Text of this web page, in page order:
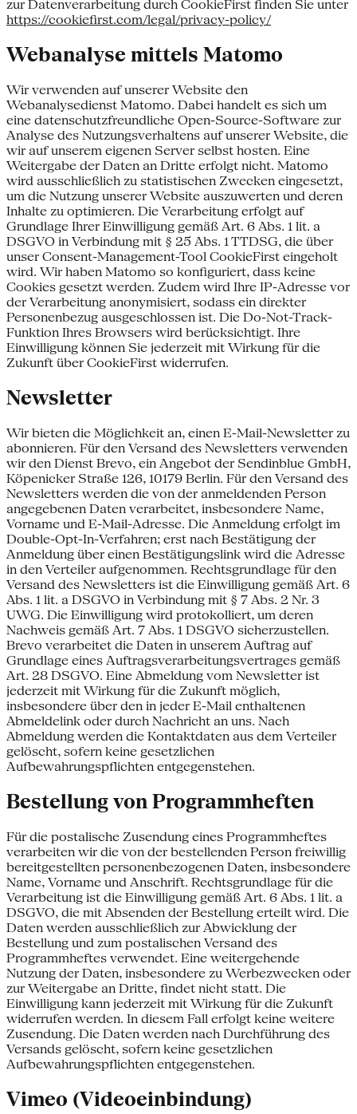
zur Datenverarbeitung durch CookieFirst finden Sie unter
https://cookiefirst.com/legal/privacy-policy/
Webanalyse mittels Matomo
Wir verwenden auf unserer Website den
Webanalysedienst Matomo. Dabei handelt es sich um
eine datenschutzfreundliche Open-Source-Software zur
Analyse des Nutzungsverhaltens auf unserer Website, die
wir auf unserem eigenen Server selbst hosten. Eine
Weitergabe der Daten an Dritte erfolgt nicht. Matomo
wird ausschließlich zu statistischen Zwecken eingesetzt,
um die Nutzung unserer Website auszuwerten und deren
Inhalte zu optimieren. Die Verarbeitung erfolgt auf
Grundlage Ihrer Einwilligung gemäß Art. 6 Abs. 1 lit. a
DSGVO in Verbindung mit § 25 Abs. 1 TTDSG, die über
unser Consent-Management-Tool CookieFirst eingeholt
wird. Wir haben Matomo so konfiguriert, dass keine
Cookies gesetzt werden. Zudem wird Ihre IP-Adresse vor
der Verarbeitung anonymisiert, sodass ein direkter
Personenbezug ausgeschlossen ist. Die Do-Not-Track-
Funktion Ihres Browsers wird berücksichtigt. Ihre
Einwilligung können Sie jederzeit mit Wirkung für die
Zukunft über CookieFirst widerrufen.
Newsletter
Wir bieten die Möglichkeit an, einen E-Mail-Newsletter zu
abonnieren. Für den Versand des Newsletters verwenden
wir den Dienst Brevo, ein Angebot der Sendinblue GmbH,
Köpenicker Straße 126, 10179 Berlin. Für den Versand des
Newsletters werden die von der anmeldenden Person
angegebenen Daten verarbeitet, insbesondere Name,
Vorname und E-Mail-Adresse. Die Anmeldung erfolgt im
Double-Opt-In-Verfahren; erst nach Bestätigung der
Anmeldung über einen Bestätigungslink wird die Adresse
in den Verteiler aufgenommen. Rechtsgrundlage für den
Versand des Newsletters ist die Einwilligung gemäß Art. 6
Abs. 1 lit. a DSGVO in Verbindung mit § 7 Abs. 2 Nr. 3
UWG. Die Einwilligung wird protokolliert, um deren
Nachweis gemäß Art. 7 Abs. 1 DSGVO sicherzustellen.
Brevo verarbeitet die Daten in unserem Auftrag auf
Grundlage eines Auftragsverarbeitungsvertrages gemäß
Art. 28 DSGVO. Eine Abmeldung vom Newsletter ist
jederzeit mit Wirkung für die Zukunft möglich,
insbesondere über den in jeder E-Mail enthaltenen
Abmeldelink oder durch Nachricht an uns. Nach
Abmeldung werden die Kontaktdaten aus dem Verteiler
gelöscht, sofern keine gesetzlichen
Aufbewahrungspflichten entgegenstehen.
Bestellung von Programmheften
Für die postalische Zusendung eines Programmheftes
verarbeiten wir die von der bestellenden Person freiwillig
bereitgestellten personenbezogenen Daten, insbesondere
Name, Vorname und Anschrift. Rechtsgrundlage für die
Verarbeitung ist die Einwilligung gemäß Art. 6 Abs. 1 lit. a
DSGVO, die mit Absenden der Bestellung erteilt wird. Die
Daten werden ausschließlich zur Abwicklung der
Bestellung und zum postalischen Versand des
Programmheftes verwendet. Eine weitergehende
Nutzung der Daten, insbesondere zu Werbezwecken oder
zur Weitergabe an Dritte, findet nicht statt. Die
Einwilligung kann jederzeit mit Wirkung für die Zukunft
widerrufen werden. In diesem Fall erfolgt keine weitere
Zusendung. Die Daten werden nach Durchführung des
Versands gelöscht, sofern keine gesetzlichen
Aufbewahrungspflichten entgegenstehen.
Vimeo (Videoeinbindung)